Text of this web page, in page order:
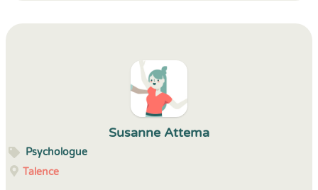
Susanne Attema
Psychologue
Talence